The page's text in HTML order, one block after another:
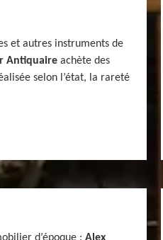
et autres instruments de
Antiquaire achète des
selon l’état, la rareté